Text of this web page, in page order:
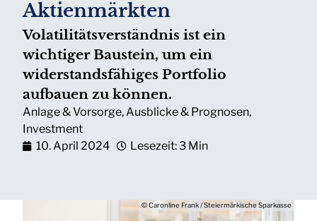
Aktienmärkten
Volatilitätsverständnis ist ein
wichtiger Baustein, um ein
widerstandsfähiges Portfolio
aufbauen zu können.
Anlage & Vorsorge,Ausblicke & Prognosen,
Investment
10. April 2024
Lesezeit: 3 Min
© Caronline Frank / Steiermärkische Sparkasse